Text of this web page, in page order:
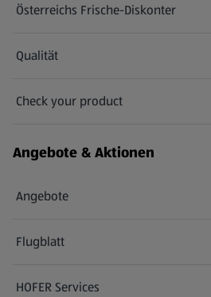
Österreichs Frische-Diskonter
Qualität
Check your product
(öffnet in einem neuen Tab)
Angebote & Aktionen
Angebote
Flugblatt
HOFER Services